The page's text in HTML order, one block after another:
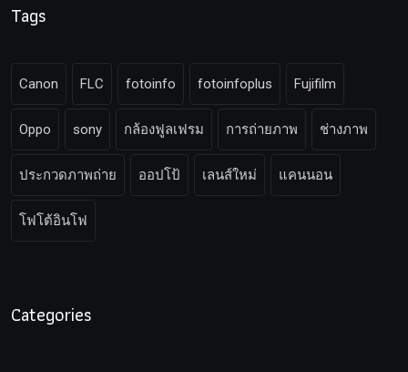
Tags
Canon FLC fotoinfo fotoinfoplus Fujifilm
Oppo sony กล้องฟูลเฟรม การถ่ายภาพ ช่างภาพ
ประกวดภาพถ่าย ออปโป้ เลนส์ใหม่ แคนนอน
โฟโต้อินโฟ
Categories